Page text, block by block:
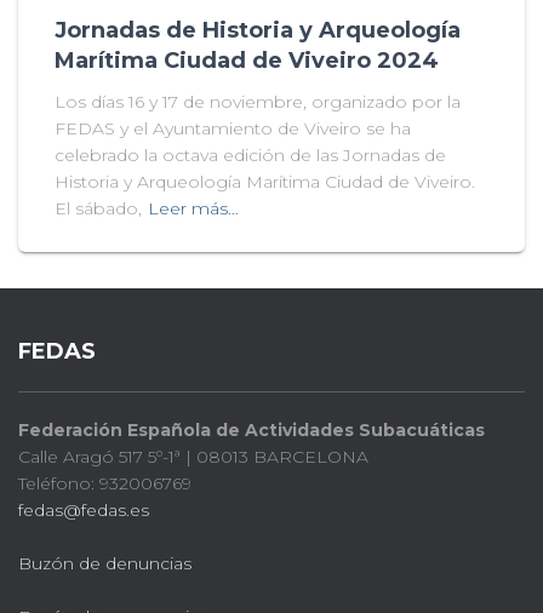
Jornadas de Historia y Arqueología
Marítima Ciudad de Viveiro 2024
Los días 16 y 17 de noviembre, organizado por la
FEDAS y el Ayuntamiento de Viveiro se ha
celebrado la octava edición de las Jornadas de
Historia y Arqueología Marítima Ciudad de Viveiro.
El sábado, Leer más…
FEDAS
Federación Española de Actividades Subacuáticas
Calle Aragó 517 5º-1ª | 08013 BARCELONA
Teléfono: 932006769
fedas@fedas.es
Buzón de denuncias